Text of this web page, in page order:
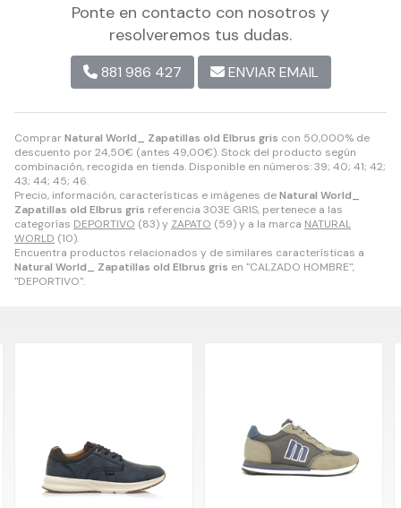
ComprarNatural World_ Zapatillas old Elbrus gris con 50,000% de
descuento por24,50€ (antes 49,00€). Stock del producto según
combinación, recogida en tienda. Disponible en números: 39; 40; 41; 42;
43; 44; 45; 46.
Precio, información, características e imágenes deNatural World_
Zapatillas old Elbrus gris referencia 303E GRIS, pertenece a las
categorías DEPORTIVO (83) y ZAPATO (59) y a la marca NATURAL
WORLD (10).
Encuentra productos relacionados y de similares características a
Natural World_ Zapatillas old Elbrus gris en "CALZADO HOMBRE",
"DEPORTIVO".
Ponte en contacto con nosotros y
resolveremos tus dudas.
881 986 427 ENVIAR EMAIL